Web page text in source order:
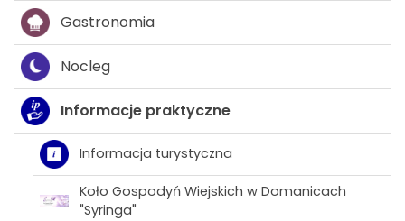
Gastronomia
Nocleg
Informacje praktyczne
Informacja turystyczna
Koło Gospodyń Wiejskich w Domanicach
"Syringa"